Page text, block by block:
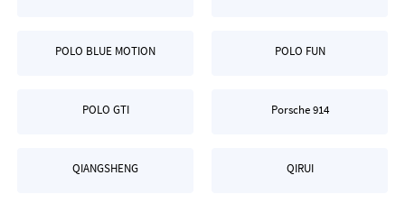
POLO BLUE MOTION POLO FUN
POLO GTI Porsche 914
QIANGSHENG QIRUI